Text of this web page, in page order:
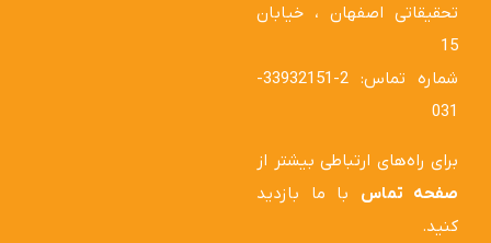
تحقیقاتی اصفهان ، خیابان
15
شماره تماس: 2-33932151-
031
برای راه‌های ارتباطی بیشتر از
صفحه تماس با ما بازدید
کنید.